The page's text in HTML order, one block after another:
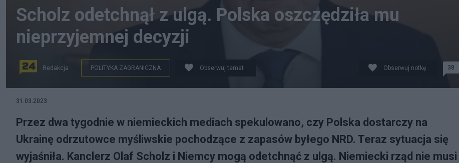
Scholz odetchnął z ulgą. Polska oszczędziła mu
nieprzyjemnej decyzji
Redakcja POLITYKA ZAGRANICZNA Obserwuj temat Obserwuj notkę 38
31.03.2023
Przez dwa tygodnie w niemieckich mediach spekulowano, czy Polska dostarczy na
Ukrainę odrzutowce myśliwskie pochodzące z zapasów byłego NRD. Teraz sytuacja się
wyjaśniła. Kanclerz Olaf Scholz i Niemcy mogą odetchnąć z ulgą. Niemiecki rząd nie musi